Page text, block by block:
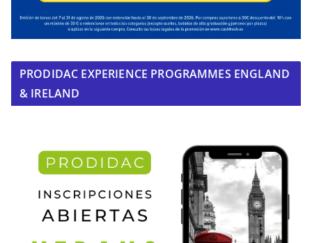
PRODIDAC EXPERIENCE PROGRAMMES ENGLAND
& IRELAND